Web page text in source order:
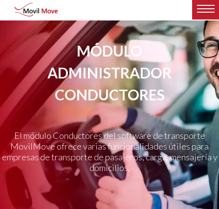
MÓDULO
ADMINISTRADOR
CONDUCTORES
El módulo Conductores del software de transporte
MovilMove ofrece varias funcionalidades útiles para
empresas de transporte de pasajeros, carga, mensajería y
domicilios.